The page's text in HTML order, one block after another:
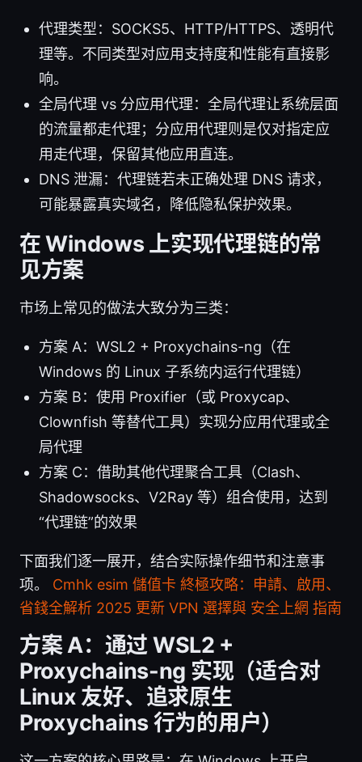
代理类型：SOCKS5、HTTP/HTTPS、透明代
理等。不同类型对应用支持度和性能有直接影
响。
全局代理 vs 分应用代理：全局代理让系统层面
的流量都走代理；分应用代理则是仅对指定应
用走代理，保留其他应用直连。
DNS 泄漏：代理链若未正确处理 DNS 请求，
可能暴露真实域名，降低隐私保护效果。
在 Windows 上实现代理链的常
见方案
市场上常见的做法大致分为三类：
方案 A：WSL2 + Proxychains-ng（在
Windows 的 Linux 子系统内运行代理链）
方案 B：使用 Proxifier（或 Proxycap、
Clownfish 等替代工具）实现分应用代理或全
局代理
方案 C：借助其他代理聚合工具（Clash、
Shadowsocks、V2Ray 等）组合使用，达到
“代理链”的效果
下面我们逐一展开，结合实际操作细节和注意事
项。 Cmhk esim 儲值卡 終極攻略：申請、啟用、
省錢全解析 2025 更新 VPN 選擇與 安全上網 指南
方案 A：通过 WSL2 +
Proxychains-ng 实现（适合对
Linux 友好、追求原生
Proxychains 行为的用户）